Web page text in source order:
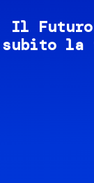
Il
subito la